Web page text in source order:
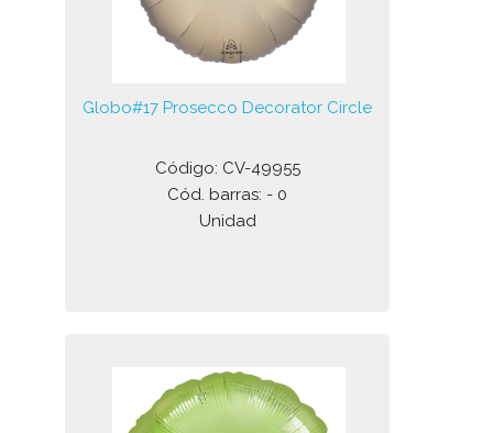
Globo#17 Prosecco Decorator Circle
Código: CV-49955
Cód. barras: - 0
Unidad